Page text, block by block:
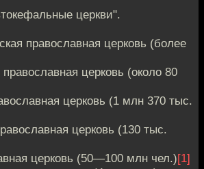
церкви".
православная церковь (более
церковь (около 80
церковь (1 млн 370 тыс.
церковь (130 тыс.
церковь (50—100 млн чел.)[1]